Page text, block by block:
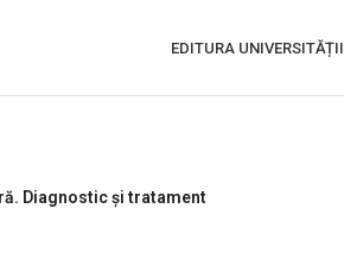
EDITURA UNIVERSITĂȚII
Diagnostic și tratament